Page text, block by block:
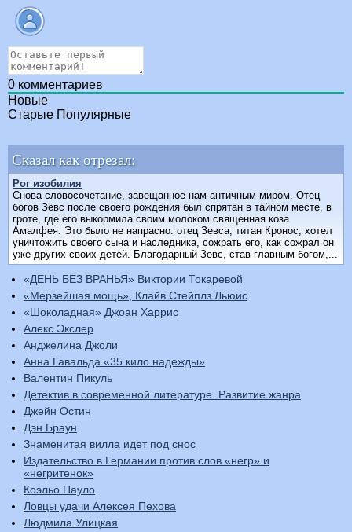
0 комментариев
Новые
Старые Популярные
Сказал как отрезал:
Рог изобилия
Снова словосочетание, завещанное нам античным миром. Отец
богов Зевс после своего рождения был спрятан в тайном месте, в
гроте, где его выкормила своим молоком священная коза
Амалфея. Это было не напрасно: отец Зевса, титан Кронос, хотел
уничтожить своего сына и наследника, сожрать его, как сожрал он
уже других своих детей. Благодарный Зевс, став главным богом,...
«ДЕНЬ БЕЗ ВРАНЬЯ» Виктории Токаревой
«Мерзейшая мощь», Клайв Стейплз Льюис
«Шоколадная» Джоан Харрис
Алекс Экслер
Анджелина Джоли
Анна Гавальда «35 кило надежды»
Валентин Пикуль
Детектив в современной литературе. Развитие жанра
Джейн Остин
Дэн Браун
Знаменитая вилла идет под снос
Издательство в Германии против слов «негр» и
«негритенок»
Коэльо Пауло
Ловцы удачи Алексея Пехова
Людмила Улицкая